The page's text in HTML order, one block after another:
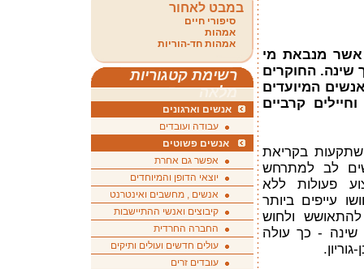
מנבאת מי
שינה. החוקרים
המיועדים
קרביים
בקריאת
לב למתרחש
פעולות ללא
עייפים ביותר
ולחוש
השלמת 8 שעות שינה - כך עולה
במבט לאחור
סיפורי חיים
אמהות
אמהות חד-הוריות
רשימת קטגוריות
מלאה
אנשים וארגונים
עבודה ועובדים
אנשים פשוטים
אפשר גם אחרת
יוצאי הדופן והמיוחדים
אנשים , מחשבים ואינטרנט
קיבוצים ואנשי ההתיישבות
החברה החרדית
עולים חדשים ועולים ותיקים
עובדים זרים